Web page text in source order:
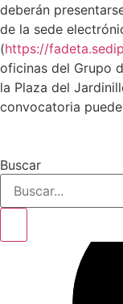
deberán
de la sede
(https://
oficinas del Grupo
la Plaza del
convocatoria
Buscar